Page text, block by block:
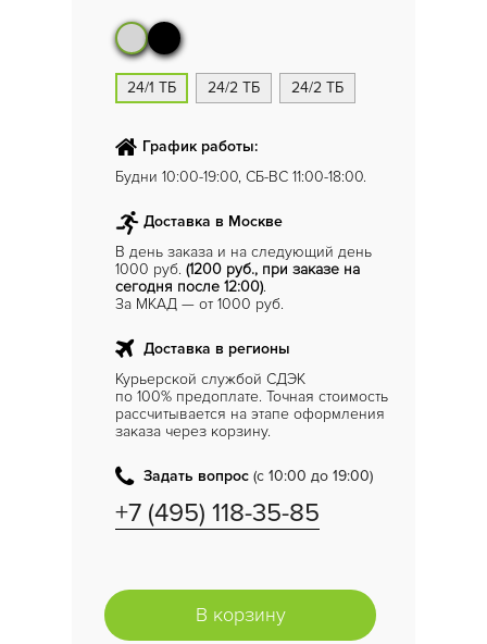
24/1 ТБ 24/2 ТБ 24/2 ТБ
График работы:
Будни 10:00-19:00, СБ-ВС 11:00-18:00.
Доставка в Москве
В день заказа и на следующий день
1000 руб. (1200 руб., при заказе на
сегодня после 12:00).
За МКАД — от 1000 руб.
Доставка в регионы
Курьерской службой СДЭК
по 100% предоплате. Точная стоимость
рассчитывается на этапе оформления
заказа через корзину.
Задать вопрос (с 10:00 до 19:00)
+7 (495) 118-35-85
В корзину